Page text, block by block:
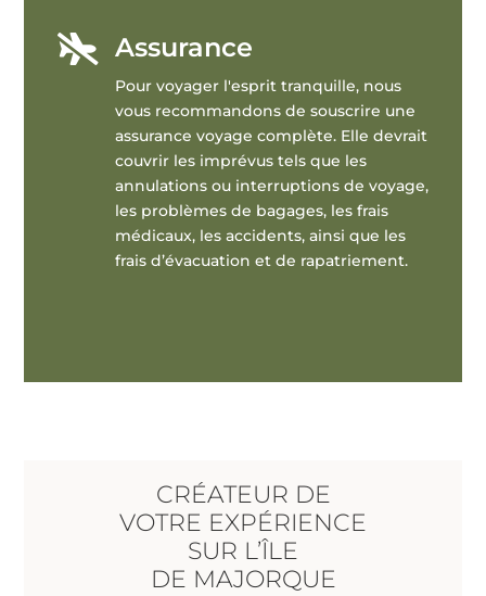
 Assurance
Pour voyager l'esprit tranquille, nous
vous recommandons de souscrire une
assurance voyage complète. Elle devrait
couvrir les imprévus tels que les
annulations ou interruptions de voyage,
les problèmes de bagages, les frais
médicaux, les accidents, ainsi que les
frais d’évacuation et de rapatriement.
CRÉATEUR DE
VOTRE EXPÉRIENCE
SUR L’ÎLE
DE MAJORQUE